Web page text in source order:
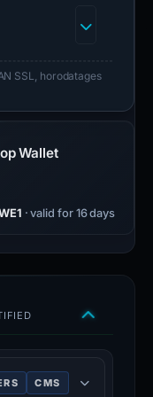
SSL, horodatages
Wallet
· valid for 16 days
CMS